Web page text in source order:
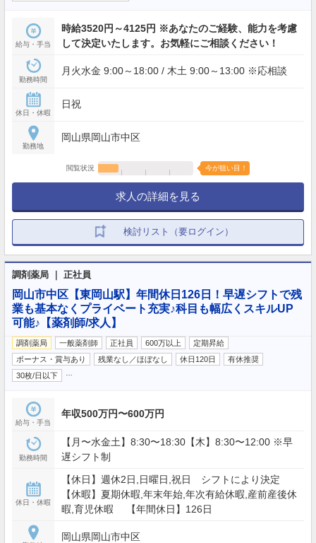
給与・手当
時給3520円～4125円 ※あなたのご経験、能力を考慮
して決定いたします。お気軽にご相談ください！
勤務時間
月火水金 9:00～18:00 / 木土 9:00～13:00 ※応相談
休日・休暇
日祝
勤務地
岡山県岡山市中区
閲覧状況 今が狙い目！
求人の詳細を見る
検討リスト（要ログイン）
調剤薬局 ｜ 正社員
岡山市中区【東岡山駅】年間休日126日！早遅シフトで残
業も基本なくプライベート充実♪科目も幅広くスキルUP
可能♪【薬剤師/求人】
調剤薬局 一般薬剤師 正社員 600万以上
定期昇給
ボーナス・賞与あり
残業なし／ほぼなし 休日120日
有休推奨
30枚/日以下
給与・手当
年収500万円〜600万円
勤務時間
【月〜水金土】8:30〜18:30【木】8:30〜12:00 ※早
遅シフト制
休日・休暇
【休日】週休2日,日曜日,祝日 シフトにより決定
【休暇】夏期休暇,年末年始,年次有給休暇,産前産後休
暇,育児休暇 【年間休日】126日
岡山県岡山市中区